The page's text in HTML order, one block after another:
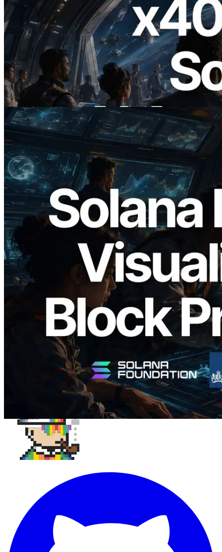
2026.07.04
ERPC startet x402-fähige Solana RPC —
Der Beginn einer Ära, in der KI-Agenten
APIs bei Bedarf bezahlen
Lesen Sie diesen Artikel
2026.05.24
Validators Solutions veröffentlicht Solana
Block Analyzer – Visualisierung der
Blockproduktionszeit pro Slot und der
zugewiesenen Validatoren
Lesen Sie diesen Artikel